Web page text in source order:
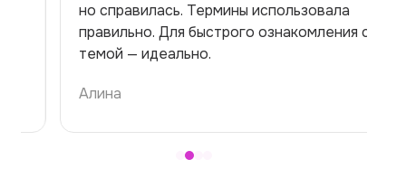
но справилась. Термины использовала
правильно. Для быстрого ознакомления с
темой — идеально.
Алина